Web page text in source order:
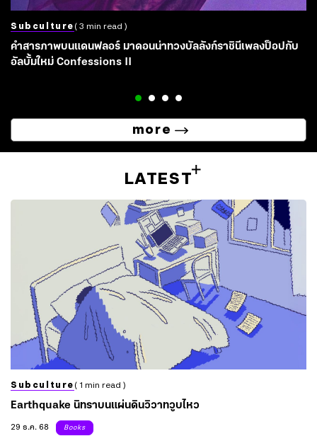
Subculture ( 3 min read )
คำสารภาพบนแดนฟลอร์ มาดอนน่าทวงบัลลังก์ราชินีเพลงป็อปกับ
อัลบั้มใหม่ Confessions II
more
LATEST
Subculture ( 1 min read )
Earthquake นิทราบนแผ่นดินวิวาทวูบไหว
29 ธ.ค. 68
Books